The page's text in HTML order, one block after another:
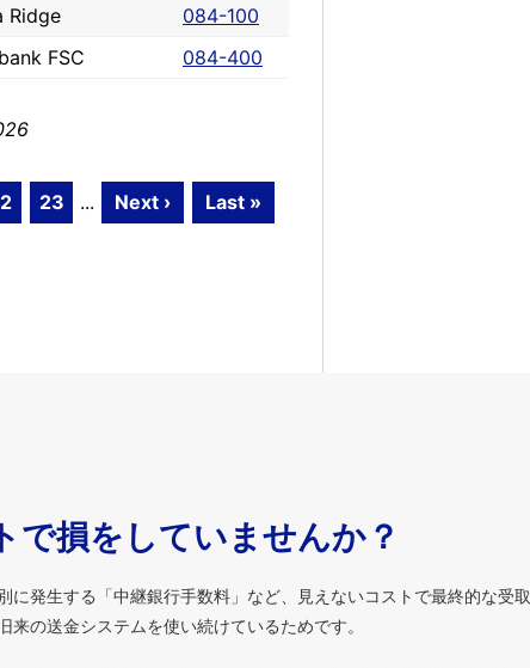
Ridge
084-100
FSC 084-400
23 ... Next › Last »
で損をしていませんか？
発生する「中継銀行手数料」など、見えないコストで最終的な受取
の送金システムを使い続けているためです。